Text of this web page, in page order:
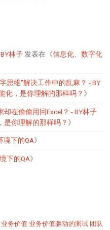
林子发表在《信息化、数字化
思维”解决工作中的乱麻？ - BY
化，是你理解的那样吗？ 》
在偷偷用回Excel？ - BY林子
是你理解的那样吗？ 》
下的QA》
下的QA》
业务价值 业务价值驱动的测试 团队